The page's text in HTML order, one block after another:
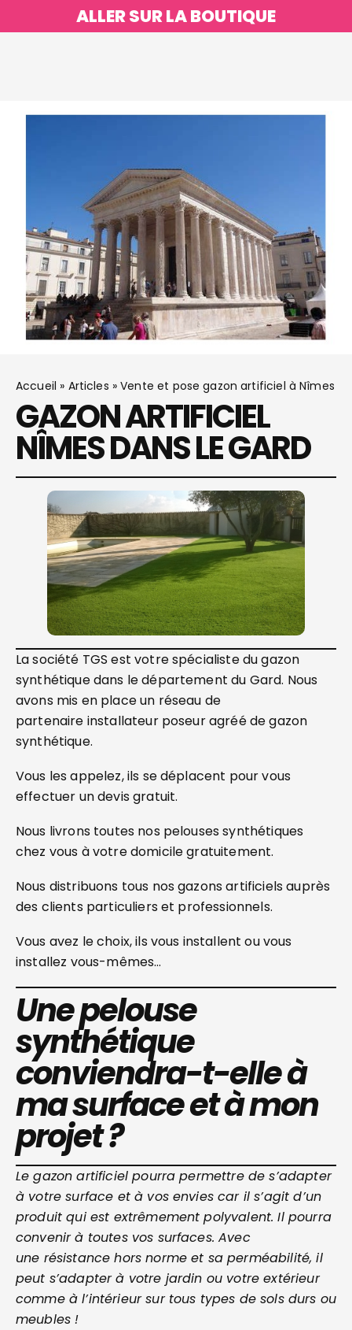
ALLER SUR LA BOUTIQUE
Accueil » Articles »Vente et pose gazon artificiel à Nîmes
GAZON ARTIFICIEL
NÎMES DANS LE GARD
La société TGS est votre spécialiste du gazon
synthétique dans le département du Gard. Nous
avons mis en place un réseau de
partenaire installateur poseur agréé de gazon
synthétique.
Vous les appelez, ils se déplacent pour vous
effectuer un devis gratuit.
Nous livrons toutes nos pelouses synthétiques
chez vous à votre domicile gratuitement.
Nous distribuons tous nos gazons artificiels auprès
des clients particuliers et professionnels.
Vous avez le choix, ils vous installent ou vous
installez vous-mêmes…
Une pelouse
synthétique
conviendra-t-elle à
ma surface et à mon
projet ?
Le gazon artificiel pourra permettre de s’adapter
à votre surface et à vos envies car il s’agit d’un
produit qui est extrêmement polyvalent. Il pourra
convenir à toutes vos surfaces. Avec
une résistance hors norme et sa perméabilité, il
peut s’adapter à votre jardin ou votre extérieur
comme à l’intérieur sur tous types de sols durs ou
meubles !